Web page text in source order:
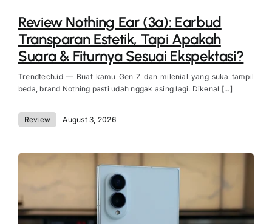
Review Nothing Ear (3a): Earbud
Transparan Estetik, Tapi Apakah
Suara & Fiturnya Sesuai Ekspektasi?
Trendtech.id — Buat kamu Gen Z dan milenial yang suka tampil
beda, brand Nothing pasti udah nggak asing lagi. Dikenal [...]
Review August 3, 2026